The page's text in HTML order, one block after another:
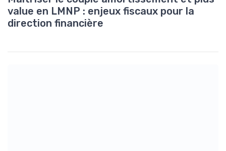
value en LMNP : enjeux fiscaux pour la
direction financière